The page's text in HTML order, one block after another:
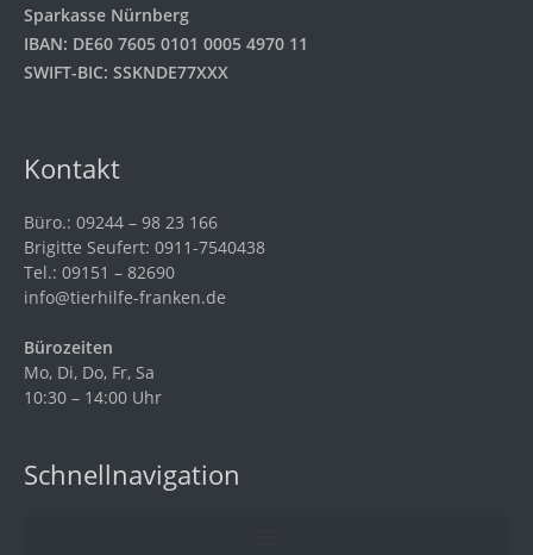
Sparkasse Nürnberg
IBAN: DE60 7605 0101 0005 4970 11
SWIFT-BIC: SSKNDE77XXX
Kontakt
Büro.: 09244 – 98 23 166
Brigitte Seufert: 0911-7540438
Tel.: 09151 – 82690
info@tierhilfe-franken.de
Bürozeiten
Mo, Di, Do, Fr, Sa
10:30 – 14:00 Uhr
Schnellnavigation